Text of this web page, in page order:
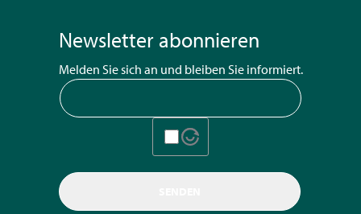
Newsletter abonnieren
Melden Sie sich an und bleiben Sie informiert.